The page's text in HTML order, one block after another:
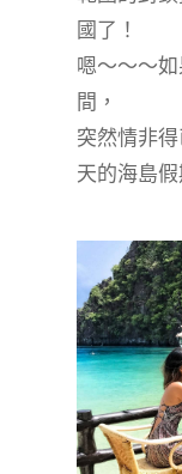
國了！
嗯～～～
間，
突然情非
天的海島